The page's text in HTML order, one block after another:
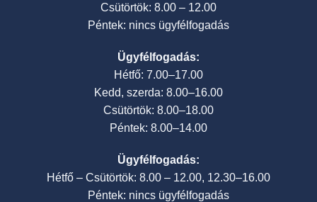
Csütörtök: 8.00 – 12.00
Péntek: nincs ügyfélfogadás
Ügyfélfogadás:
Hétfő: 7.00–17.00
Kedd, szerda: 8.00–16.00
Csütörtök: 8.00–18.00
Péntek: 8.00–14.00
Ügyfélfogadás:
Hétfő – Csütörtök: 8.00 – 12.00, 12.30–16.00
Péntek: nincs ügyfélfogadás